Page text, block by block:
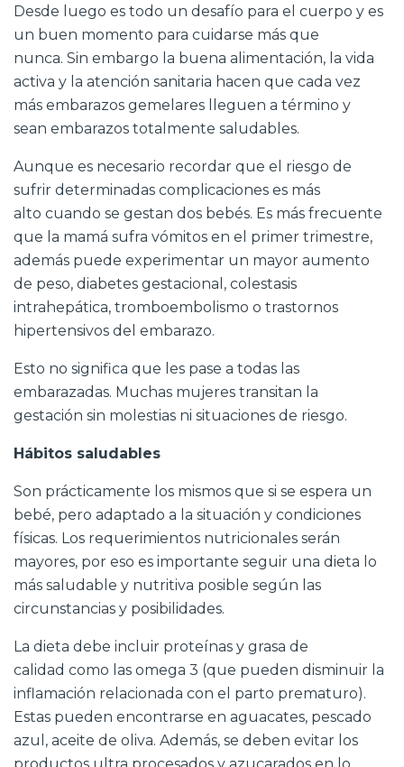
Desde luego es todo un desafío para el cuerpo y es
un buen momento para cuidarse más que
nunca. Sin embargo la buena alimentación, la vida
activa y la atención sanitaria hacen que cada vez
más embarazos gemelares lleguen a término y
sean embarazos totalmente saludables.
Aunque es necesario recordar que el riesgo de
sufrir determinadas complicaciones es más
alto cuando se gestan dos bebés. Es más frecuente
que la mamá sufra vómitos en el primer trimestre,
además puede experimentar un mayor aumento
de peso, diabetes gestacional , colestasis
intrahepática, tromboembolismo o trastornos
hipertensivos del embarazo.
Esto no significa que les pase a todas las
embarazadas. Muchas mujeres transitan la
gestación sin molestias ni situaciones de riesgo.
Hábitos saludables
Son prácticamente los mismos que si se espera un
bebé, pero adaptado a la situación y condiciones
físicas. Los requerimientos nutricionales serán
mayores, por eso es importante seguir una dieta lo
más saludable y nutritiva posible según las
circunstancias y posibilidades.
La dieta debe incluir proteínas y grasa de
calidad como las omega 3 (que pueden disminuir la
inflamación relacionada con el parto prematuro).
Estas pueden encontrarse en aguacates, pescado
azul, aceite de oliva. Además, se deben evitar los